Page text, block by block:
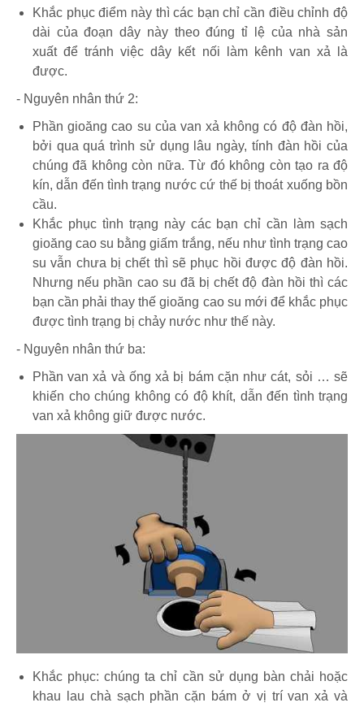
Khắc phục điểm này thì các bạn chỉ cần điều chỉnh độ
dài của đoạn dây này theo đúng tỉ lệ của nhà sản
xuất để tránh việc dây kết nối làm kênh van xả là
được.
- Nguyên nhân thứ 2:
Phần gioăng cao su của van xả không có độ đàn hồi,
bởi qua quá trình sử dụng lâu ngày, tính đàn hồi của
chúng đã không còn nữa. Từ đó không còn tạo ra độ
kín, dẫn đến tình trạng nước cứ thế bị thoát xuống bồn
cầu.
Khắc phục tình trạng này các bạn chỉ cần làm sạch
gioăng cao su bằng giấm trắng, nếu như tình trạng cao
su vẫn chưa bị chết thì sẽ phục hồi được độ đàn hồi.
Nhưng nếu phần cao su đã bị chết độ đàn hồi thì các
bạn cần phải thay thế gioăng cao su mới để khắc phục
được tình trạng bị chảy nước như thế này.
- Nguyên nhân thứ ba:
Phần van xả và ống xả bị bám cặn như cát, sỏi … sẽ
khiến cho chúng không có độ khít, dẫn đến tình trạng
van xả không giữ được nước.
Khắc phục: chúng ta chỉ cần sử dụng bàn chải hoặc
khau lau chà sạch phần cặn bám ở vị trí van xả và